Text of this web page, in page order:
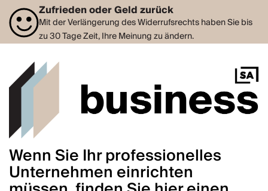
Zufrieden oder Geld zurück
Mit der Verlängerung des Widerrufsrechts haben Sie bis
zu 30 Tage Zeit, Ihre Meinung zu ändern.
Wenn Sie Ihr professionelles
Unternehmen einrichten